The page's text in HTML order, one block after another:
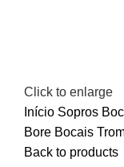
Click to enlarge
Início Sopros
Bore Bocais
Back to products